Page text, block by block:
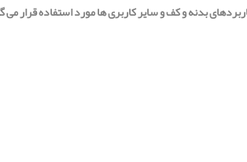
کاربردهای بدنه و کف و سایر کاربری ها مورد استفاده قرار